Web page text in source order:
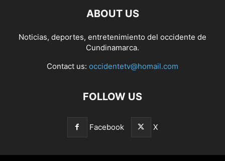
ABOUT US
Noticias, deportes, entretenimiento del occidente de
Cundinamarca.
Contact us: occidentetv@homail.com
FOLLOW US
Facebook X